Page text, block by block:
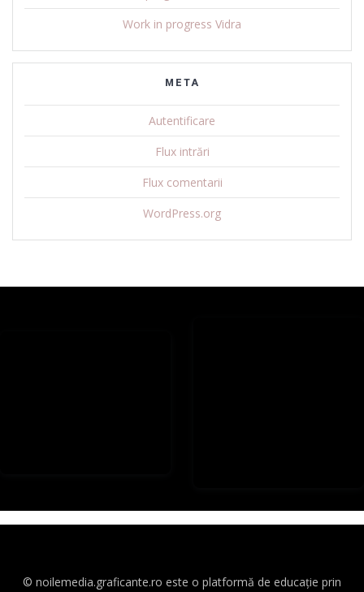
Work in progress Vidra
META
Autentificare
Flux intrări
Flux comentarii
WordPress.org
© noilemedia.graficante.ro este o platformă de educație prin